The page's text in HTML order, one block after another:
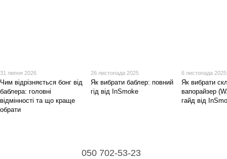
31 липня 2026
Чим відрізняється бонг від
баблера: головні
відмінності та що краще
обрати
26 листопада 2025
Як вибрати баблер: повний
гід від InSmoke
6 листопада 2025
Як вибрати
вапорайзер
гайд від
050 702-53-23